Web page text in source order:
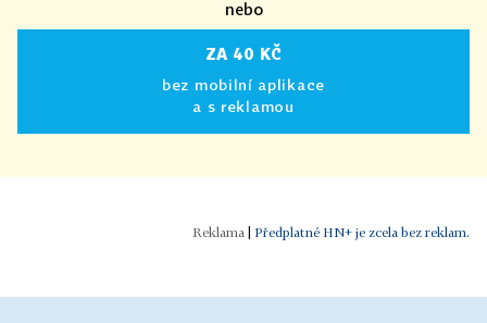
nebo
ZA 40 KČ
bez mobilní aplikace
a s reklamou
| Předplatné HN+ je zcela bez reklam.